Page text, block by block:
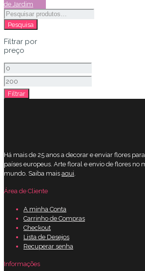
de Jardim
Pesquisar
por:
Pesquisa
Filtrar por
preço
Preço
mínimo
Preço
máximo
Filtrar
Há mais de 25 anos a decorar e enviar flores
países europeus. Arte floral e envio de flores no
mundo. Saiba mais aqui.
Área de Cliente
A minha Conta
Carrinho de Compras
Checkout
Lista de Desejos
Recuperar senha
Informações